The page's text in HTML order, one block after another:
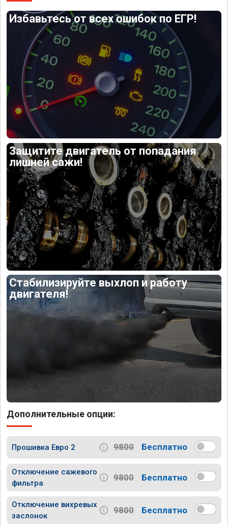
Избавьтесь от всех ошибок по ЕГР!
Защитите двигатель от попадания
лишней сажи!
Стабилизируйте выхлоп и работу
двигателя!
Дополнительные опции:
Прошивка Евро 2 9800 Бесплатно
Отключение сажевого
фильтра
9800 Бесплатно
Отключение вихревых
заслонок
9800 Бесплатно